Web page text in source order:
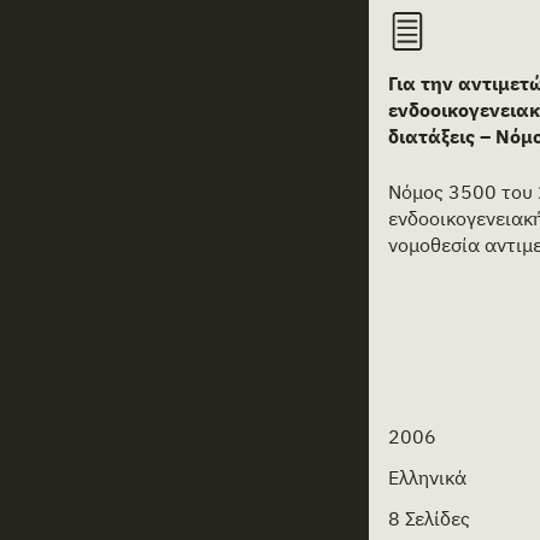
Για την
διατάξεις –
Νόμος 3500 του
νομοθεσία
2006
Ελληνικά
8 Σελίδες